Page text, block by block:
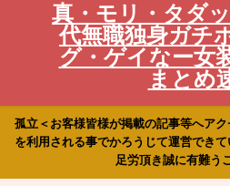
真・モリ・タダ
代無職独身ガチ
グ・ゲイなー女
まとめ
孤立＜お客様皆様が掲載の記事等へア
を利用される事でかろうじて運営でき
足労頂き誠に有難う